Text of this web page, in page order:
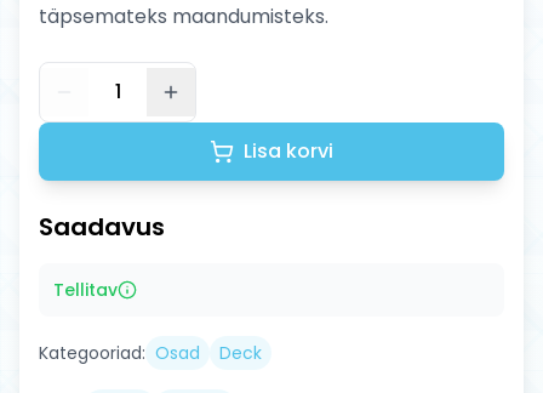
täpsemateks maandumisteks.
1
Lisa korvi
Saadavus
Tellitav
Kategooriad: Osad Deck